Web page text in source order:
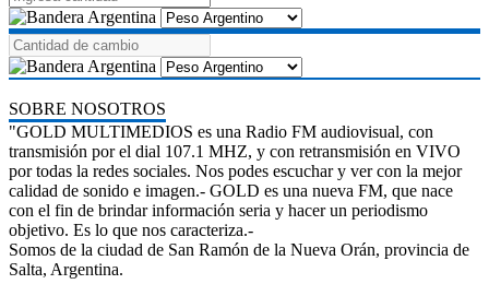
SOBRE NOSOTROS
"GOLD MULTIMEDIOS es una Radio FM audiovisual, con
transmisión por el dial 107.1 MHZ, y con retransmisión en VIVO
por todas la redes sociales. Nos podes escuchar y ver con la mejor
calidad de sonido e imagen.- GOLD es una nueva FM, que nace
con el fin de brindar información seria y hacer un periodismo
objetivo. Es lo que nos caracteriza.-
Somos de la ciudad de San Ramón de la Nueva Orán, provincia de
Salta, Argentina.